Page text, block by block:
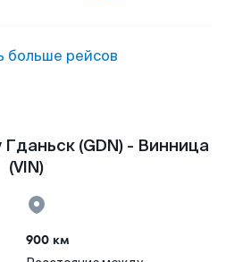
больше рейсов
(GDN) - Винница
(VIN)
900 км